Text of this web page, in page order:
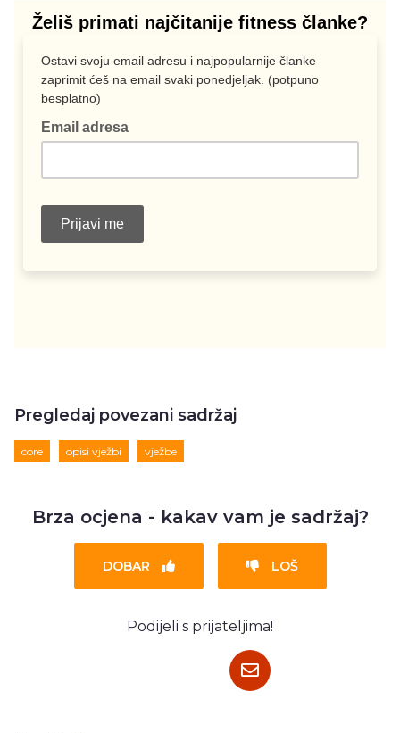
Pregledaj povezani sadržaj
core opisi vježbi vježbe
Brza ocjena - kakav vam je sadržaj?
DOBAR LOŠ
Podijeli s prijateljima!